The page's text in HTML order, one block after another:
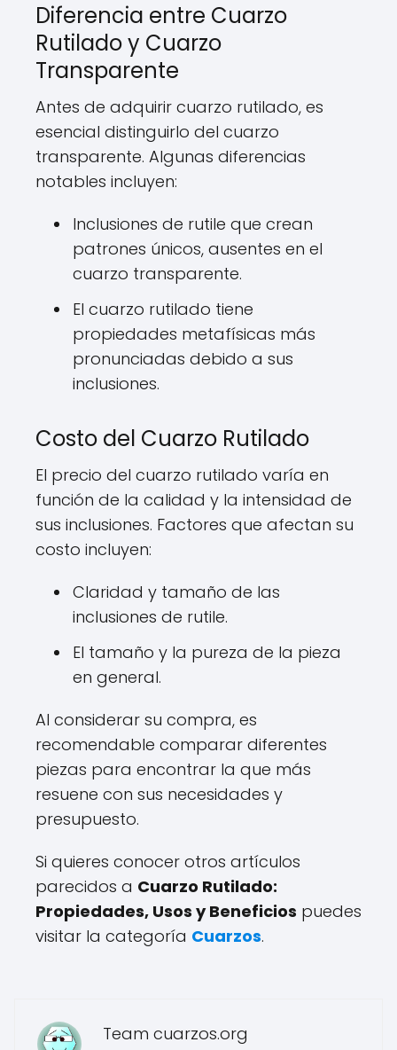
Diferencia entre Cuarzo
Rutilado y Cuarzo
Transparente
Antes de adquirir cuarzo rutilado, es
esencial distinguirlo del cuarzo
transparente. Algunas diferencias
notables incluyen:
Inclusiones de rutile que crean
patrones únicos, ausentes en el
cuarzo transparente.
El cuarzo rutilado tiene
propiedades metafísicas más
pronunciadas debido a sus
inclusiones.
Costo del Cuarzo Rutilado
El precio del cuarzo rutilado varía en
función de la calidad y la intensidad de
sus inclusiones. Factores que afectan su
costo incluyen:
Claridad y tamaño de las
inclusiones de rutile.
El tamaño y la pureza de la pieza
en general.
Al considerar su compra, es
recomendable comparar diferentes
piezas para encontrar la que más
resuene con sus necesidades y
presupuesto.
Si quieres conocer otros artículos
parecidos a Cuarzo Rutilado:
Propiedades, Usos y Beneficios puedes
visitar la categoría Cuarzos.
Team cuarzos.org